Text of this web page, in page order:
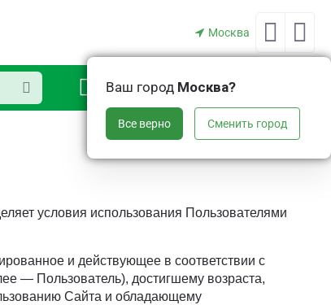
Москва
Ваш город Москва?
Все верно Сменить город
Корзина
Аккаунт
условия использования Пользователями
и действующее в соответствии с
— Пользователь), достигшему возраста,
Сайта и обладающему